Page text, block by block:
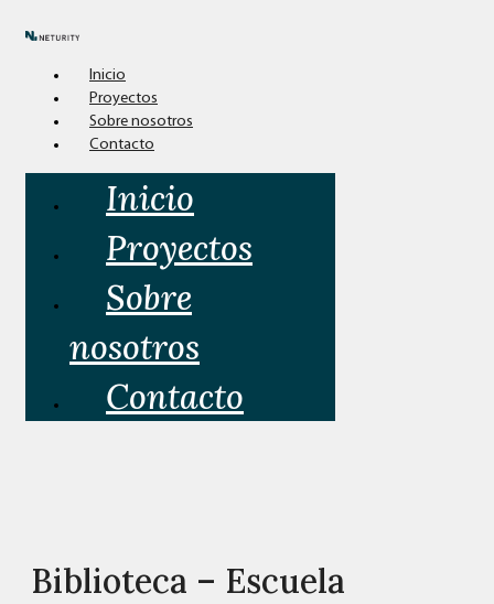
Inicio
Proyectos
Sobre nosotros
Contacto
Inicio
Proyectos
Sobre
nosotros
Contacto
Biblioteca – Escuela